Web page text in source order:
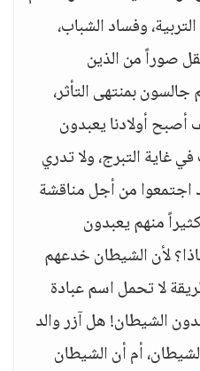
وفساد الشباب،
صوراً من الذين
بمنتهى التأثر،
أولادنا يعبدون
غاية التبرج، ولا تدري
اجتمعوا من أجل مناقشة
منهم يعبدون
لأن الشيطان خدعهم
لا تحمل اسم عبادة
الشيطان! هل آزر والد
أم أن الشيطان